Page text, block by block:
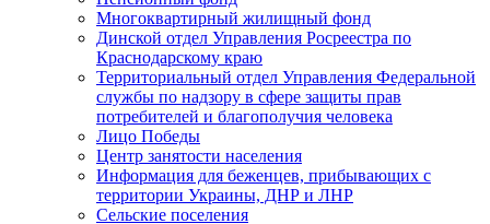
Многоквартирный жилищный фонд
Динской отдел Управления Росреестра по
Краснодарскому краю
Территориальный отдел Управления Федеральной
службы по надзору в сфере защиты прав
потребителей и благополучия человека
Лицо Победы
Центр занятости населения
Информация для беженцев, прибывающих с
территории Украины, ДНР и ЛНР
Сельские поселения